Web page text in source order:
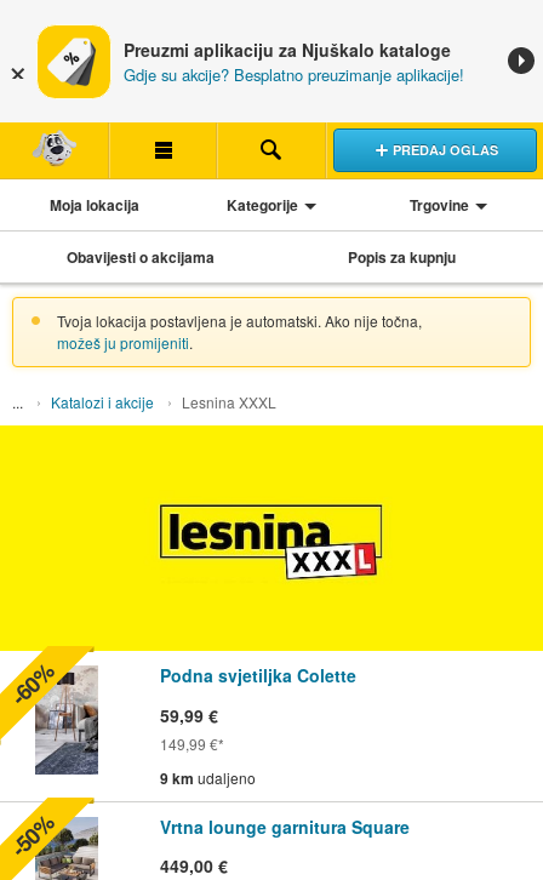
Preuzmi aplikaciju za Njuškalo kataloge
Gdje su akcije? Besplatno preuzimanje aplikacije!
PREDAJ OGLAS
Moja lokacija Kategorije Trgovine
Obavijesti o akcijama Popis za kupnju
Tvoja lokacija postavljena je automatski. Ako nije točna,
možeš ju promijeniti.
Katalozi i akcije Lesnina XXXL
Podna svjetiljka Colette
59,99 €
149,99 €
9 km udaljeno
-60%
Vrtna lounge garnitura Square
449,00 €
-50%